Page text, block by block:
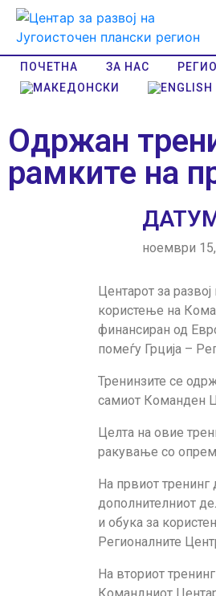
ПОЧЕТНА ЗА НАС
Одржан
рамките на
ноември
Центарот за
користење на
финансиран од
помеѓу Грција –
Тренинзите се
самиот Команден
Целта на овие
ракување со
На првиот тренинг
дополнителниот
и обука за
Регионалните
На вториот